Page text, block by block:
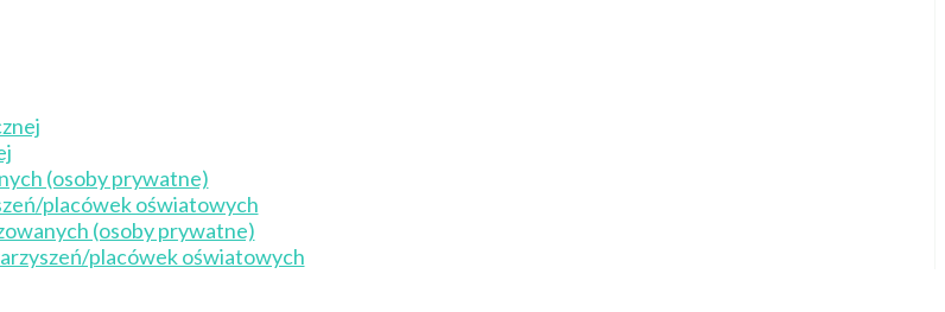
(osoby prywatne)
placówek oświatowych
(osoby prywatne)
placówek oświatowych